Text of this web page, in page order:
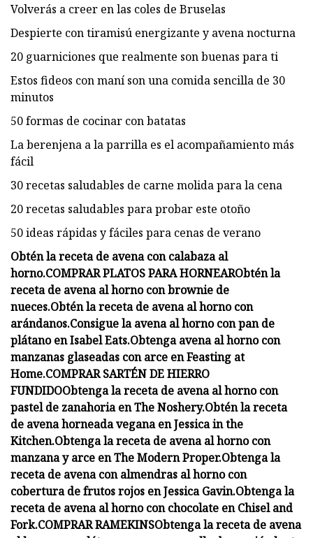
Volverás a creer en las coles de Bruselas
Despierte con tiramisú energizante y avena nocturna
20 guarniciones que realmente son buenas para ti
Estos fideos con maní son una comida sencilla de 30
minutos
50 formas de cocinar con batatas
La berenjena a la parrilla es el acompañamiento más
fácil
30 recetas saludables de carne molida para la cena
20 recetas saludables para probar este otoño
50 ideas rápidas y fáciles para cenas de verano
Obtén la receta de avena con calabaza al
horno.COMPRAR PLATOS PARA HORNEARObtén la
receta de avena al horno con brownie de
nueces.Obtén la receta de avena al horno con
arándanos.Consigue la avena al horno con pan de
plátano en Isabel Eats.Obtenga avena al horno con
manzanas glaseadas con arce en Feasting at
Home.COMPRAR SARTÉN DE HIERRO
FUNDIDOObtenga la receta de avena al horno con
pastel de zanahoria en The Noshery.Obtén la receta
de avena horneada vegana en Jessica in the
Kitchen.Obtenga la receta de avena al horno con
manzana y arce en The Modern Proper.Obtenga la
receta de avena con almendras al horno con
cobertura de frutos rojos en Jessica Gavin.Obtenga la
receta de avena al horno con chocolate en Chisel and
Fork.COMPRAR RAMEKINSObtenga la receta de avena